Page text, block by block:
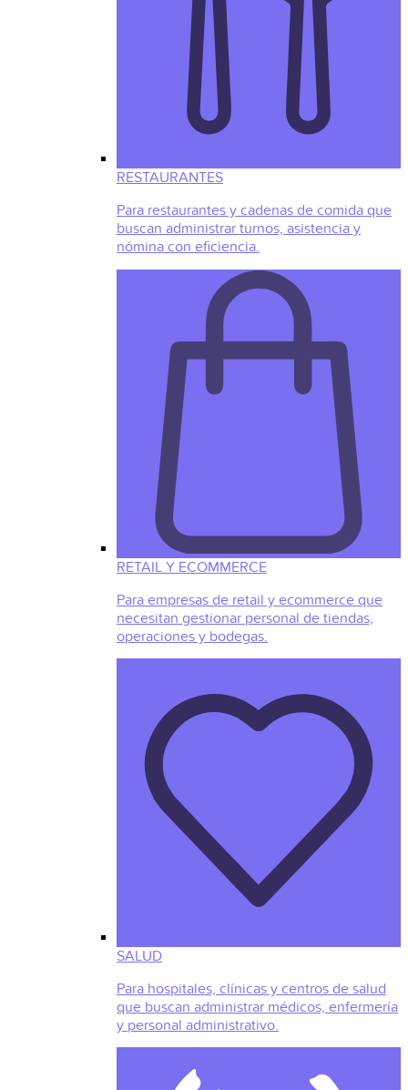
RESTAURANTES
Para restaurantes y cadenas de comida que
buscan administrar turnos, asistencia y
nómina con eficiencia.
RETAIL Y ECOMMERCE
Para empresas de retail y ecommerce que
necesitan gestionar personal de tiendas,
operaciones y bodegas.
SALUD
Para hospitales, clínicas y centros de salud
que buscan administrar médicos, enfermería
y personal administrativo.